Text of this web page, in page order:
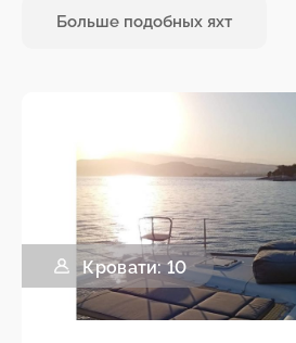
Больше подобных яхт
Кровати: 10